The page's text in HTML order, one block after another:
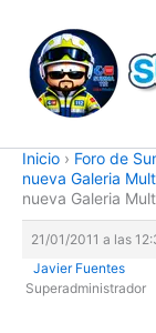
contenido
Inicio › Foro de
nueva Galeria
nueva Galeria
21/01/2011 a las
Javier Fuentes
Superadministrador